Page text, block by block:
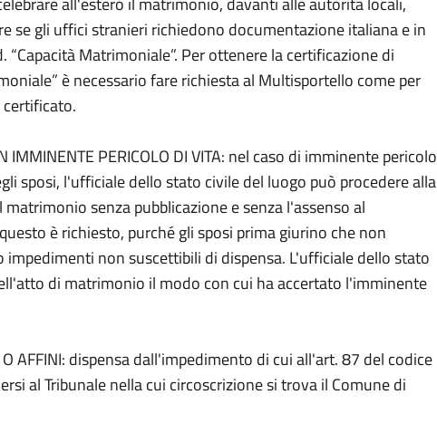
se gli uffici stranieri richiedono documentazione italiana e in
“Capacità Matrimoniale”. Per ottenere la certificazione di
è necessario fare richiesta al Multisportello come per
IMMINENTE PERICOLO DI VITA: nel caso di imminente pericolo
sposi, l'ufficiale dello stato civile del luogo può procedere alla
matrimonio senza pubblicazione e senza l'assenso al
è richiesto, purché gli sposi prima giurino che non
impedimenti non suscettibili di dispensa. L'ufficiale dello stato
di matrimonio il modo con cui ha accertato l'imminente
O AFFINI: dispensa dall'impedimento di cui all'art. 87 del codice
al Tribunale nella cui circoscrizione si trova il Comune di